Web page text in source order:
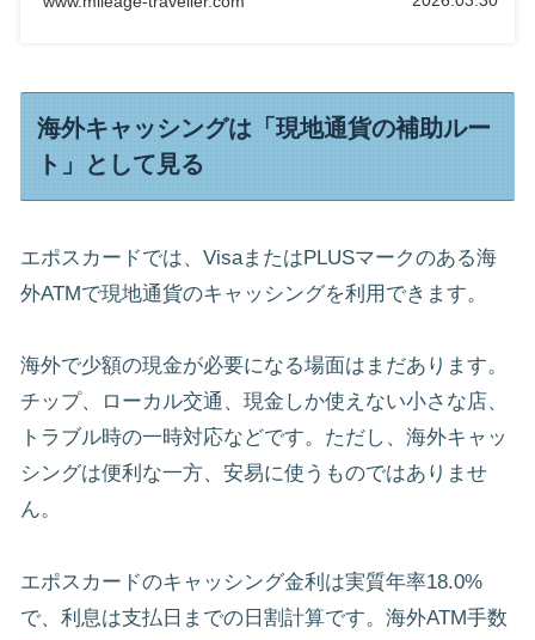
りやすくまとめました。
海外キャッシングは「現地通貨の補助ルー
ト」として見る
エポスカードでは、VisaまたはPLUSマークのある海
外ATMで現地通貨のキャッシングを利用できます。
海外で少額の現金が必要になる場面はまだあります。
チップ、ローカル交通、現金しか使えない小さな店、
トラブル時の一時対応などです。ただし、海外キャッ
シングは便利な一方、安易に使うものではありませ
ん。
エポスカードのキャッシング金利は実質年率18.0%
で、利息は支払日までの日割計算です。海外ATM手数